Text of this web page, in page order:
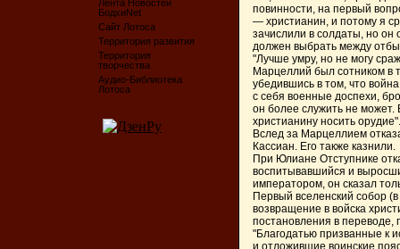
Лента Новостей
БодхиNet
Сайт Лотоса
Территория развития
Территория
творчества
Аудио-Библиотека
Лотоса
повинности, на первый
— христианин, и потому я
зачислили в солдаты, но он
должен выбрать между
"Лучше умру, но не могу
Марцеллий был сотником в
убедившись в том, что
с себя военные доспехи,
он более служить не может.
христианину носить
Вслед за Марцеллием
Кассиан. Его также казнили.
При Юлиане Отступнике
воспитывавшийся и
императором, он сказал
Первый вселенский собор
возвращение в войска
постановления в переводе,
"Благодатью призванные к
и отложившие воинские